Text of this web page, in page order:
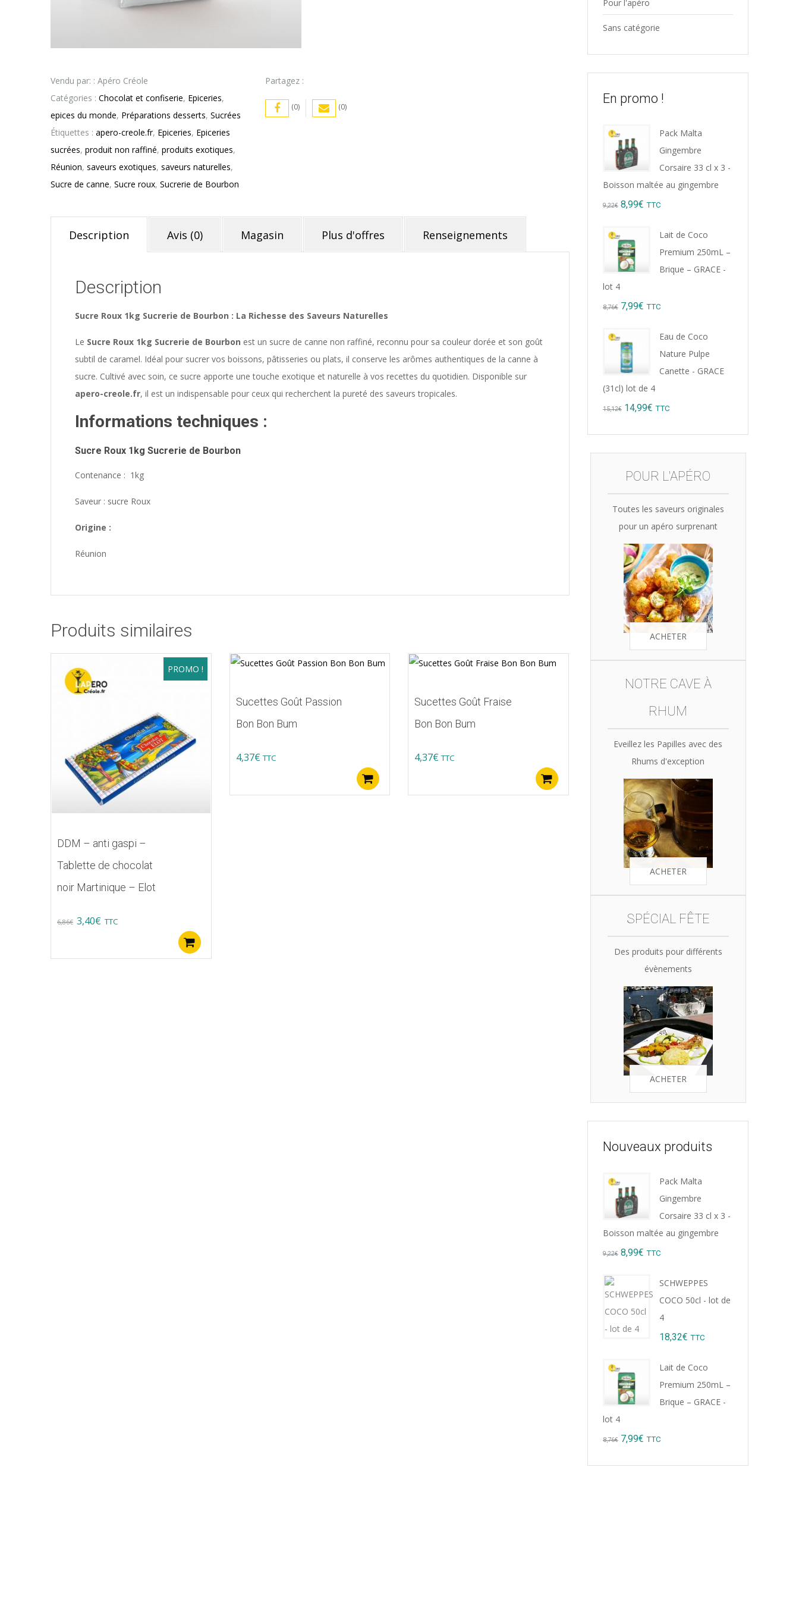
Vendu par: : Apéro Créole
Catégories : Chocolat et confiserie, Epiceries,
epices du monde, Préparations desserts, Sucrées
Étiquettes : apero-creole.fr, Epiceries, Epiceries
sucrées, produit non raffiné, produits exotiques,
Réunion, saveurs exotiques, saveurs naturelles,
Sucre de canne, Sucre roux, Sucrerie de Bourbon
Partagez :
(0) (0)
Description Avis (0) Magasin Plus d'offres Renseignements
Description
Sucre Roux 1kg Sucrerie de Bourbon : La Richesse des Saveurs Naturelles
Le Sucre Roux 1kg Sucrerie de Bourbon est un sucre de canne non raffiné, reconnu pour sa couleur dorée et son goût
subtil de caramel. Idéal pour sucrer vos boissons, pâtisseries ou plats, il conserve les arômes authentiques de la canne à
sucre. Cultivé avec soin, ce sucre apporte une touche exotique et naturelle à vos recettes du quotidien. Disponible sur
apero-creole.fr, il est un indispensable pour ceux qui recherchent la pureté des saveurs tropicales.
Informations techniques :
Sucre Roux 1kg Sucrerie de Bourbon
Contenance : 1kg
Saveur : sucre Roux
Origine :
Réunion
Produits similaires
PROMO !
DDM – anti gaspi –
Tablette de chocolat
noir Martinique – Elot
6,86€ Original
was:
3,40€ Current
is:
TTC
Sucettes Goût Passion
Bon Bon Bum
4,37€ TTC
Sucettes Goût Fraise
Bon Bon Bum
4,37€ TTC
Ajouter au panier
Pour l'apéro
Sans catégorie
En promo !
Pack Malta
Gingembre
Corsaire 33 cl x 3 -
Boisson maltée au gingembre
9,22€ Original
was:
9,22€.
8,99€ Current
TTC
Lait de Coco
Premium 250mL –
Brique – GRACE -
lot 4
8,76€ Original
was:
8,76€.
7,99€ Current
TTC
Eau de Coco
Nature Pulpe
Canette - GRACE
(31cl) lot de 4
15,12€ Original
14,99€ Current
TTC
POUR L'APÉRO
Toutes les saveurs originales
pour un apéro surprenant
ACHETER
NOTRE CAVE À
RHUM
Eveillez les Papilles avec des
Rhums d'exception
ACHETER
SPÉCIAL FÊTE
Des produits pour différents
évènements
ACHETER
Nouveaux produits
Pack Malta
Gingembre
Corsaire 33 cl x 3 -
Boisson maltée au gingembre
9,22€ Original
was:
9,22€.
8,99€ Current
is:
8,99€.
TTC
SCHWEPPES
COCO 50cl - lot de
4
18,32€ TTC
Lait de Coco
Premium 250mL –
Brique – GRACE -
lot 4
8,76€ Original
7,99€ Current
TTC